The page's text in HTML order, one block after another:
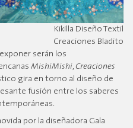
Kikilla Diseño Textil
Creaciones Bladito
serán los
MishiMishi, Creaciones
gira en torno al diseño de
fusión entre los saberes
por la diseñadora Gala